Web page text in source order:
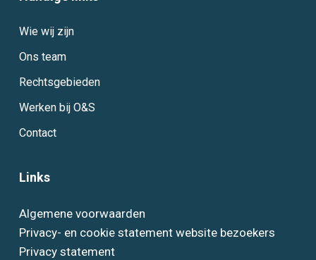
Wie wij zijn
Ons team
Rechtsgebieden
Werken bij O&S
Contact
Links
Algemene voorwaarden
Privacy- en cookie statement website bezoekers
Privacy statement